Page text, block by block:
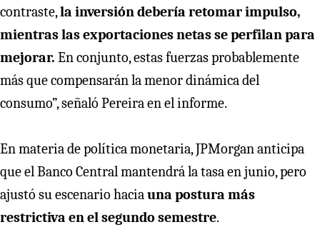
contraste,la inversión debería retomar impulso,
mientras las exportaciones netas se perfilan para
mejorar. En conjunto, estas fuerzas probablemente
más que compensarán la menor dinámica del
consumo”, señaló Pereira en el informe.
En materia de política monetaria, JPMorgan anticipa
que el Banco Central mantendrá la tasa en junio, pero
ajustó su escenario hacia una postura más
restrictiva en el segundo semestre.